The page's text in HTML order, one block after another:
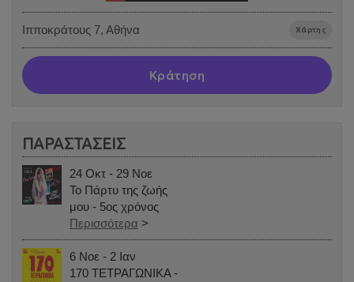
Ιπποκράτους 7, Αθήνα Χάρτης
Κράτηση
ΠΑΡΑΣΤΑΣΕΙΣ
24 Οκτ - 29 Νοε
Το Πάρτυ της ζωής
μου - 5ος χρόνος
Περισσότερα >
6 Νοε - 2 Ιαν
170 ΤΕΤΡΑΓΩΝΙΚΑ -